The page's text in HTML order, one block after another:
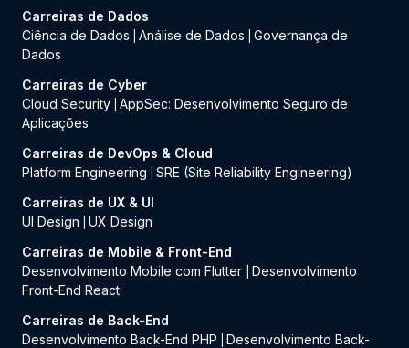
Carreiras de Dados
Ciência de Dados
Análise de Dados
Governança de
Dados
Carreiras de Cyber
Cloud Security AppSec: Desenvolvimento Seguro de
Aplicações
Carreiras de DevOps & Cloud
Platform Engineering
SRE (Site Reliability Engineering)
Carreiras de UX & UI
UI Design
UX Design
Carreiras de Mobile & Front-End
Desenvolvimento Mobile com Flutter
Desenvolvimento
Front-End React
Carreiras de Back-End
Desenvolvimento Back-End PHP
Desenvolvimento Back-